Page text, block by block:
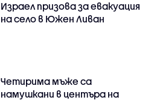
Израел призова за евакуация
на село в Южен Ливан
Четирима мъже са
намушкани в центъра на